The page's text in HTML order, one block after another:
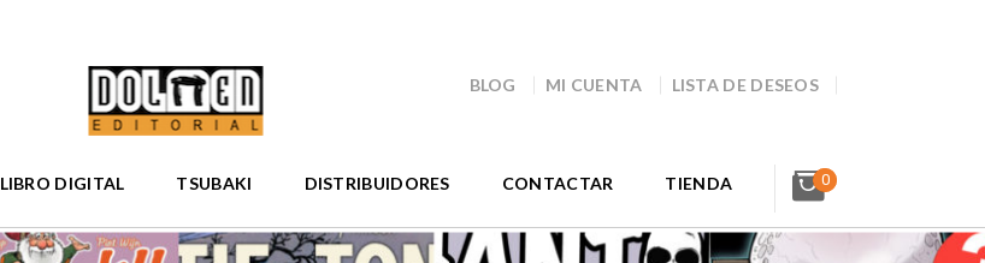
BLOG MI CUENTA LISTA DE DESEOS
LIBRO DIGITAL TSUBAKI DISTRIBUIDORES CONTACTAR TIENDA 0